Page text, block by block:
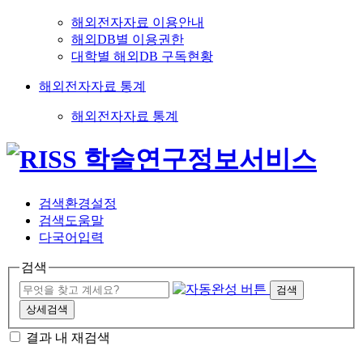
해외전자자료 이용안내
해외DB별 이용권한
대학별 해외DB 구독현황
해외전자자료 통계
해외전자자료 통계
검색환경설정
검색도움말
다국어입력
검색
검색
상세검색
결과 내 재검색